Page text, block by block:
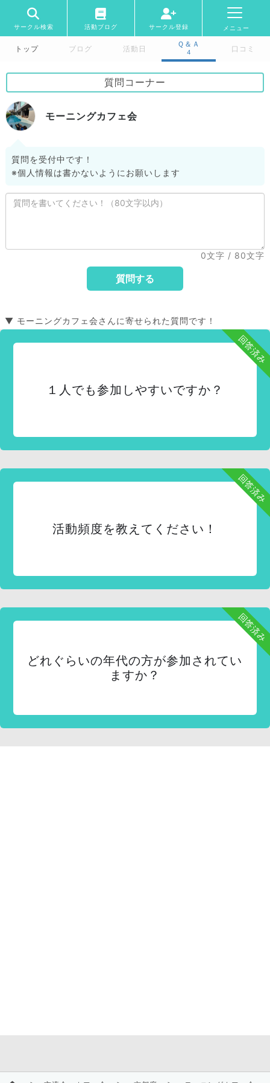
サークル検索 活動ブログ サークル登録 メニュー
トップ ブログ 活動日
Ｑ＆Ａ
4 口コミ
質問コーナー
モーニングカフェ会
質問を受付中です！
※個人情報は書かないようにお願いします
0文字 / 80文字
▼ モーニングカフェ会さんに寄せられた質問です！
回答済み
１人でも参加しやすいですか？
回答済み
活動頻度を教えてください！
回答済み
どれぐらいの年代の方が参加されてい
ますか？